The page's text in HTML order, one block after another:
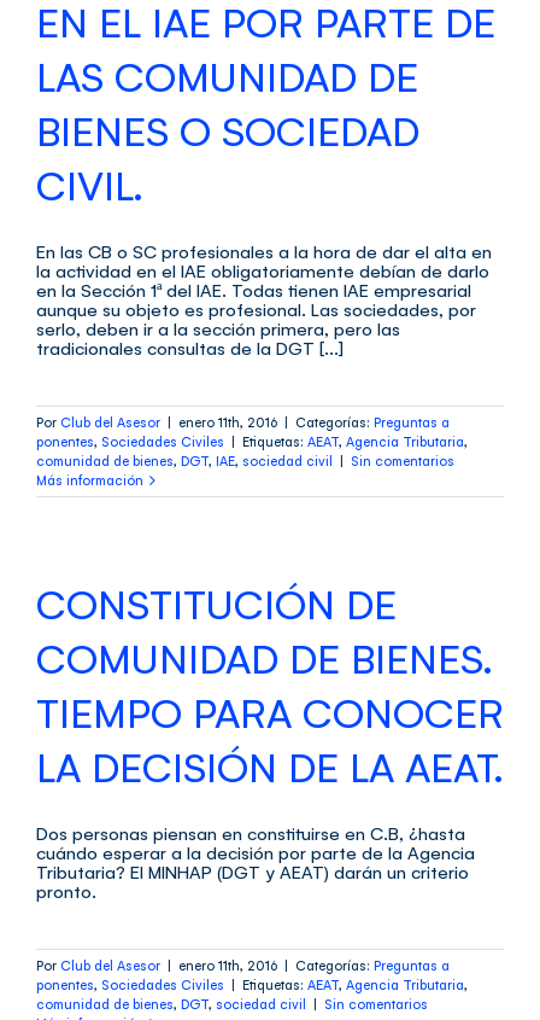
EN EL IAE POR PARTE DE
LAS COMUNIDAD DE
BIENES O SOCIEDAD
CIVIL.
En las CB o SC profesionales a la hora de dar el alta en
la actividad en el IAE obligatoriamente debían de darlo
en la Sección 1ª del IAE. Todas tienen IAE empresarial
aunque su objeto es profesional. Las sociedades, por
serlo, deben ir a la sección primera, pero las
tradicionales consultas de la DGT [...]
Por Club del Asesor | enero 11th, 2016 | Categorías: Preguntas a
ponentes, Sociedades Civiles | Etiquetas: AEAT, Agencia Tributaria,
comunidad de bienes, DGT, IAE, sociedad civil | Sin comentarios
Más información
CONSTITUCIÓN DE
COMUNIDAD DE BIENES.
TIEMPO PARA CONOCER
LA DECISIÓN DE LA AEAT.
Dos personas piensan en constituirse en C.B, ¿hasta
cuándo esperar a la decisión por parte de la Agencia
Tributaria? El MINHAP (DGT y AEAT) darán un criterio
pronto.
Por Club del Asesor | enero 11th, 2016 | Categorías: Preguntas a
ponentes, Sociedades Civiles | Etiquetas: AEAT, Agencia Tributaria,
comunidad de bienes, DGT, sociedad civil | Sin comentarios